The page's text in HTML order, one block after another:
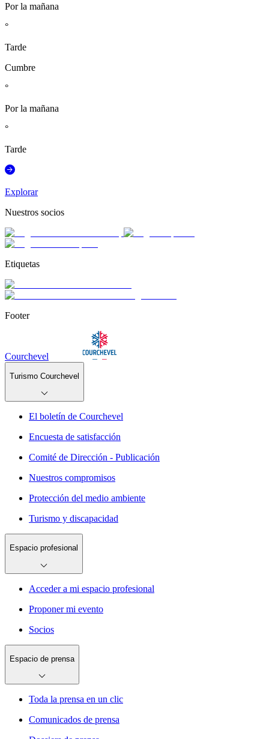
Por la mañana
°
Tarde
Cumbre
°
Por la mañana
°
Tarde
Explorar
Nuestros socios
Etiquetas
Footer
Courchevel
Turismo Courchevel
El boletín de Courchevel
Encuesta de satisfacción
Comité de Dirección - Publicación
Nuestros compromisos
Protección del medio ambiente
Turismo y discapacidad
Espacio profesional
Acceder a mi espacio profesional
Proponer mi evento
Socios
Espacio de prensa
Toda la prensa en un clic
Comunicados de prensa